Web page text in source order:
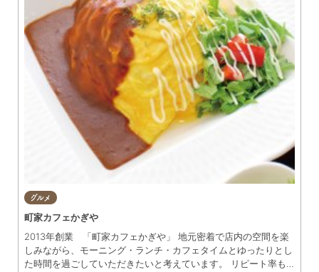
グルメ
町家カフェかぎや
2013年創業 「町家カフェかぎや」 地元密着で店内の空間を楽
しみながら、モーニング・ランチ・カフェタイムとゆったりとし
た時間を過ごしていただきたいと考えています。 リピート率も